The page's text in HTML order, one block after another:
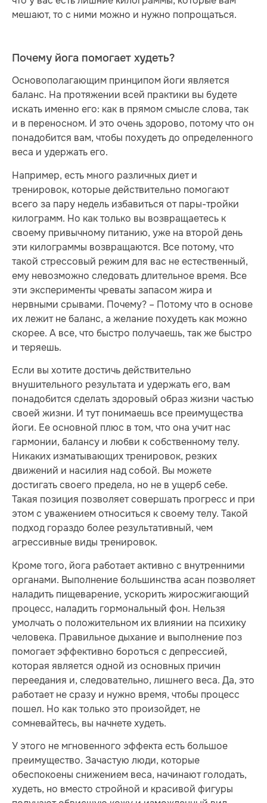
мешают, то с ними можно и нужно попрощаться.
Почему йога помогает худеть?
Основополагающим принципом йоги является
баланс. На протяжении всей практики вы будете
искать именно его: как в прямом смысле слова, так
и в переносном. И это очень здорово, потому что он
понадобится вам, чтобы похудеть до определенного
веса и удержать его.
Например, есть много различных диет и
тренировок, которые действительно помогают
всего за пару недель избавиться от пары-тройки
килограмм. Но как только вы возвращаетесь к
своему привычному питанию, уже на второй день
эти килограммы возвращаются. Все потому, что
такой стрессовый режим для вас не естественный,
ему невозможно следовать длительное время. Все
эти эксперименты чреваты запасом жира и
нервными срывами. Почему? – Потому что в основе
их лежит не баланс, а желание похудеть как можно
скорее. А все, что быстро получаешь, так же быстро
и теряешь.
Если вы хотите достичь действительно
внушительного результата и удержать его, вам
понадобится сделать здоровый образ жизни частью
своей жизни. И тут понимаешь все преимущества
йоги. Ее основной плюс в том, что она учит нас
гармонии, балансу и любви к собственному телу.
Никаких изматывающих тренировок, резких
движений и насилия над собой. Вы можете
достигать своего предела, но не в ущерб себе.
Такая позиция позволяет совершать прогресс и при
этом с уважением относиться к своему телу. Такой
подход гораздо более результативный, чем
агрессивные виды тренировок.
Кроме того, йога работает активно с внутренними
органами. Выполнение большинства асан позволяет
наладить пищеварение, ускорить жиросжигающий
процесс, наладить гормональный фон. Нельзя
умолчать о положительном их влиянии на психику
человека. Правильное дыхание и выполнение поз
помогает эффективно бороться с депрессией,
которая является одной из основных причин
переедания и, следовательно, лишнего веса. Да, это
работает не сразу и нужно время, чтобы процесс
пошел. Но как только это произойдет, не
сомневайтесь, вы начнете худеть.
У этого не мгновенного эффекта есть большое
преимущество. Зачастую люди, которые
обеспокоены снижением веса, начинают голодать,
худеть, но вместо стройной и красивой фигуры